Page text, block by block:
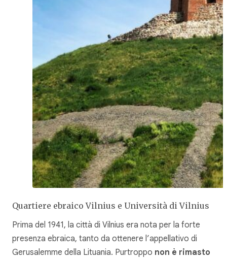
Quartiere ebraico Vilnius e Università di Vilnius
Prima del 1941, la città di Vilnius era nota per la forte
presenza ebraica, tanto da ottenere l’appellativo di
Gerusalemme della Lituania. Purtroppo non è rimasto